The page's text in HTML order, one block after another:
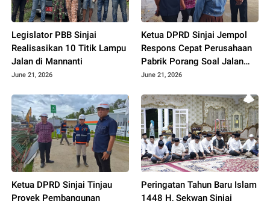
Legislator PBB Sinjai
Realisasikan 10 Titik Lampu
Jalan di Mannanti
June 21, 2026
Ketua DPRD Sinjai Jempol
Respons Cepat Perusahaan
Pabrik Porang Soal Jalan
Rusak
June 21, 2026
Ketua DPRD Sinjai Tinjau
Proyek Pembangunan
Peringatan Tahun Baru Islam
1448 H, Sekwan Sinjai